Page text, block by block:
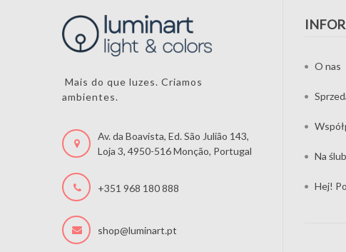
Mais do que luzes. Criamos
ambientes.
Av. da Boavista, Ed. São Julião 143,
Loja 3, 4950-516 Monção, Portugal
+351 968 180 888
shop@luminart.pt
O nas
Na
Hej!